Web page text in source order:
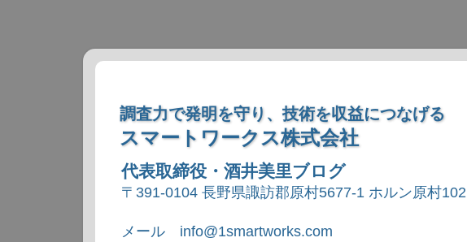
調査力で発明を守り、技術を収益につなげる
スマートワークス株式会社
代表取締役・酒井美里ブログ
〒391-0104 長野県諏訪郡原村5677-1 ホルン原村102
メール info@1smartworks.com